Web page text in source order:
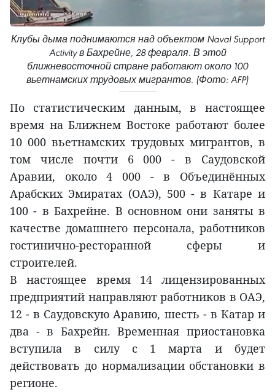
Клубы дыма поднимаются над объектом Naval Support
Activity в Бахрейне, 28 февраля. В этой
ближневосточной стране работают около 100
вьетнамских трудовых мигрантов. (Фото: AFP)
По статистическим данным, в настоящее
время на Ближнем Востоке работают более
10 000 вьетнамских трудовых мигрантов, в
том числе почти 6 000 - в Саудовской
Аравии, около 4 000 - в Объединённых
Арабских Эмиратах (ОАЭ), 500 - в Катаре и
100 - в Бахрейне. В основном они заняты в
качестве домашнего персонала, работников
гостинично-ресторанной сферы и
строителей.
В настоящее время 14 лицензированных
предприятий направляют работников в ОАЭ,
12 - в Саудовскую Аравию, шесть - в Катар и
два - в Бахрейн. Временная приостановка
вступила в силу с 1 марта и будет
действовать до нормализации обстановки в
регионе.